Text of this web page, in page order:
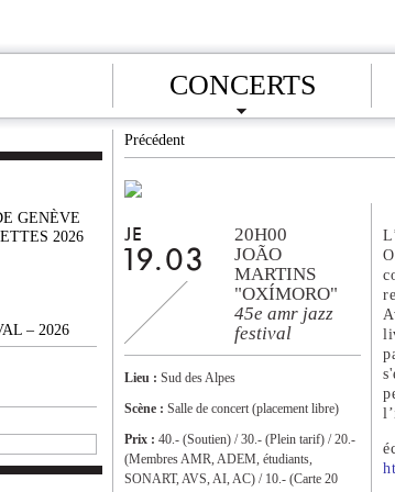
CONCERTS
GENÈVE
2026
– 2026
Précédent
JE
19.03
20H00
JOÃO
MARTINS
"OXÍMORO"
45e amr jazz
festival
Lieu : Sud des Alpes
Scène : Salle de concert (placement libre)
Prix : 40.- (Soutien) / 30.- (Plein tarif) / 20.-
(Membres AMR, ADEM, étudiants,
SONART, AVS, AI, AC) / 10.- (Carte 20